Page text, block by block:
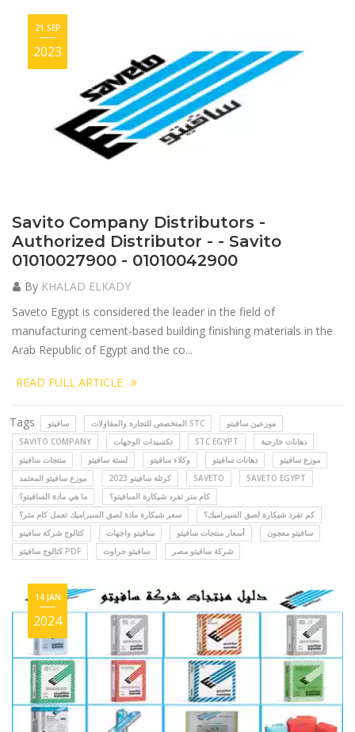
Savito Company Distributors -
Authorized Distributor - - Savito
01010027900 - 01010042900
21 SEP
2023
By KHALAD ELKADY
Saveto Egypt is considered the leader in the field of
manufacturing cement-based building finishing materials in the
Arab Republic of Egypt and the co...
READ FULL ARTICLE
Tags سافيتو المتخصص للتجارة والمقاولات STC
موزعين سافيتو
SAVITO COMPANY
تكسيدات الوجهات STC EGYPT
دهانات خارجية
منتجات سافيتو
لستة سافيتو وكلاء سافيتو دهانات سافيتو
موزع سافيتو
موزع سافيتو المعتمد
كرتلة سافيتو 2023 SAVETO
SAVETO EGYPT
ما هي مادة السافيتو؟
كام متر تفرد شيكارة السافيتو؟
سعر شيكارة مادة لصق السيراميك تعمل كام متر؟
كم تفرد شيكارة لصق السيراميك؟
كتالوج شركة سافيتو
سافيتو واجهات أسعار منتجات سافيتو
سافيتو معجون
كتالوج سافيتو PDF
سافيتو جراوت شركة سافيتو مصر
14 JAN
2024